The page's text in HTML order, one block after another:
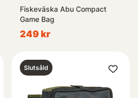
Fiskeväska Abu Compact
Game Bag
249 kr
Slutsåld